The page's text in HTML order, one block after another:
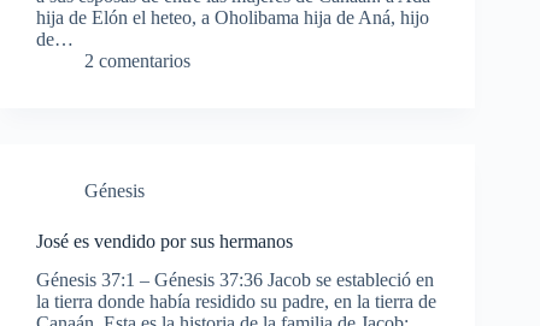
hija de Elón el heteo, a Oholibama hija de Aná, hijo
de…
2 comentarios
Génesis
José es vendido por sus hermanos
Génesis 37:1 – Génesis 37:36 Jacob se estableció en
la tierra donde había residido su padre, en la tierra de